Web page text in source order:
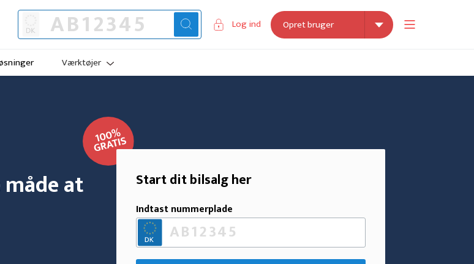
Log ind Opret bruger
Værktøjer
at Start dit bilsalg her
Indtast nummerplade